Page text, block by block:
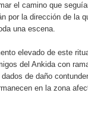
el camino que
por la dirección de la
una escena.
elevado de este
del Ankida con
de daño
en la zona